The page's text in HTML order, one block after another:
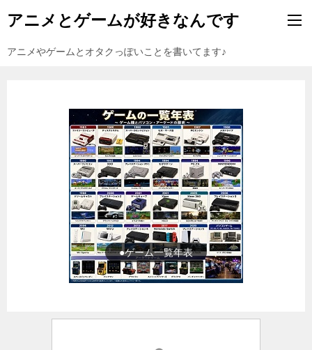
アニメとゲームが好きなんです
アニメやゲームとオタクっぽいことを書いてます♪
●ゲーム一覧年表